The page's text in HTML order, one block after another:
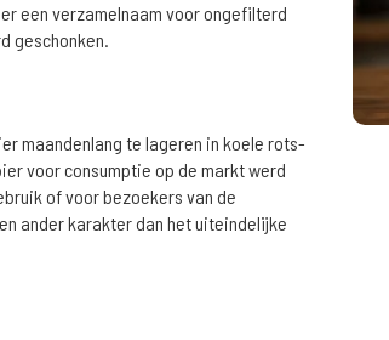
een verzamelnaam voor ongefilterd
geschonken.
maandenlang te lageren in koele rots-
voor consumptie op de markt werd
of voor bezoekers van de
ander karakter dan het uiteindelijke